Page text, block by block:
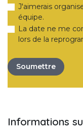
J'aimerais
équipe.
La date ne me
lors de la
Soumettre
Informations